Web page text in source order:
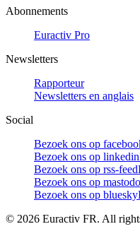
Abonnements
Euractiv Pro
Newsletters
Rapporteur
Newsletters en anglais
Social
Bezoek ons op
Bezoek ons op linkedin
Bezoek ons op rss-feed
Bezoek ons op
Bezoek ons op bluesky
© 2026 Euractiv FR. All